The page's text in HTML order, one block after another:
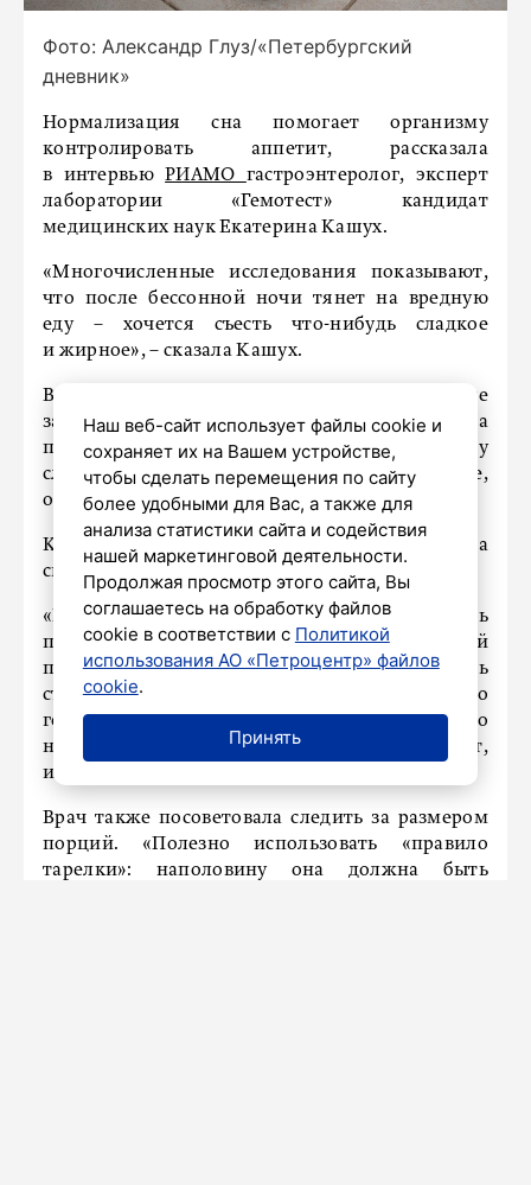
Фото: Александр Глуз/«Петербургский
дневник»
Нормализация сна помогает организму
контролировать аппетит, рассказала
в интервьюРИАМО гастроэнтеролог, эксперт
лаборатории «Гемотест» кандидат
медицинских наук Екатерина Кашух.
«Многочисленные исследования показывают,
что после бессонной ночи тянет на вредную
еду – хочется съесть что-нибудь сладкое
и жирное», – сказала Кашух.
Во сне вырабатываются гормоны, отвечающие
за чувство голода и насыщения. Недостаток сна
приводит к сбою в этом процессе: человеку
сложно контролировать пищевое поведение,
он переедает, даже если на самом деле уже сыт.
Кашух посоветовала придерживаться режима
сна и питания.
«Если в течение дня вдруг захотелось
перекусить, хотя недавно был полноценный
прием пищи, попробуйте сначала выпить
стакан воды. Если через 20-30 минут чувство
голода не пропало, можно съесть что-то
низкокалорийное, например овощной салат,
или выпить кефир», – сказала она.
Врач также посоветовала следить за размером
порций. «Полезно использовать «правило
тарелки»: наполовину она должна быть
Наш веб-сайт использует файлы cookie и
сохраняет их на Вашем устройстве,
чтобы сделать перемещения по сайту
более удобными для Вас, а также для
анализа статистики сайта и содействия
нашей маркетинговой деятельности.
Продолжая просмотр этого сайта, Вы
соглашаетесь на обработку файлов
cookie в соответствии с Политикой
использования АО «Петроцентр» файлов
cookie.
Принять